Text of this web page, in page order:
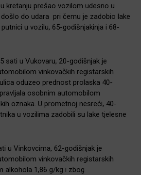
kretanju prešao vozilom udesno u
do udara pri čemu je zadobio lake
u vozilu, 65-godišnjakinja i 68-
sati u Vukovaru, 20-godišnjak je
vinkovačkih registarskih
oduzeo prednost prolaska 40-
osobnim automobilom
oznaka. U prometnoj nesreći, 40-
u vozilima zadobili su lake tjelesne
u Vinkovcima, 62-godišnjak je
vinkovačkih registarskih
alkohola 1,86 g/kg i zbog